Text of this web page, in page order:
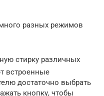
разных режимов
стирку различных
встроенные
достаточно выбрать
кнопку, чтобы